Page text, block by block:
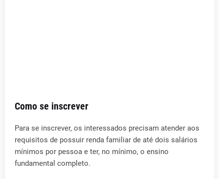
Como se inscrever
Para se inscrever, os interessados precisam atender aos
requisitos de possuir renda familiar de até dois salários
mínimos por pessoa e ter, no mínimo, o ensino
fundamental completo.